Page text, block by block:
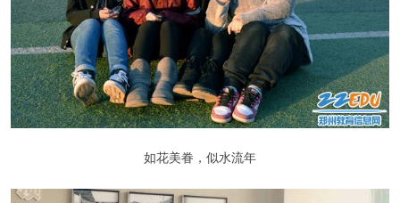
如花美眷，似水流年